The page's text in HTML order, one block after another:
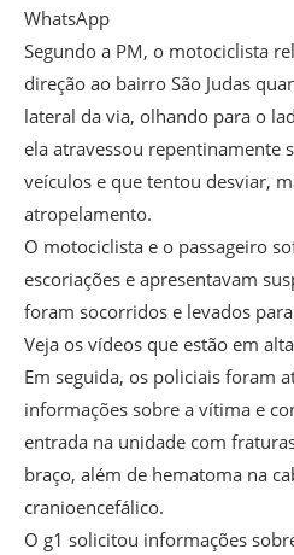
WhatsApp
Segundo a PM, o motociclista
direção ao bairro São Judas
lateral da via, olhando para o
ela atravessou repentinamente
veículos e que tentou desviar,
atropelamento.
O motociclista e o passageiro
escoriações e apresentavam
foram socorridos e levados
Veja os vídeos que estão em
Em seguida, os policiais foram
informações sobre a vítima e
entrada na unidade com
braço, além de hematoma na
cranioencefálico.
O g1 solicitou informações